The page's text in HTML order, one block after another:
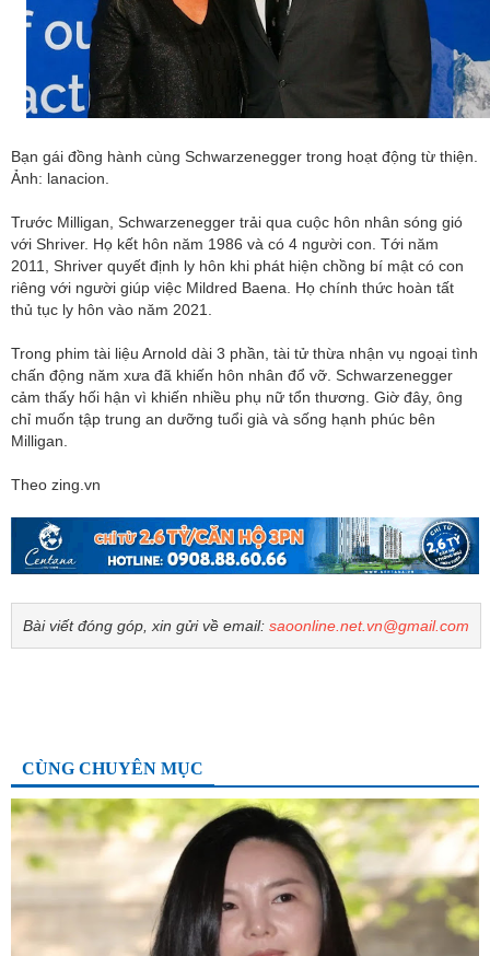
Bạn gái đồng hành cùng Schwarzenegger trong hoạt động từ thiện.
Ảnh: lanacion.
Trước Milligan, Schwarzenegger trải qua cuộc hôn nhân sóng gió
với Shriver. Họ kết hôn năm 1986 và có 4 người con. Tới năm
2011, Shriver quyết định ly hôn khi phát hiện chồng bí mật có con
riêng với người giúp việc Mildred Baena. Họ chính thức hoàn tất
thủ tục ly hôn vào năm 2021.
Trong phim tài liệu Arnold dài 3 phần, tài tử thừa nhận vụ ngoại tình
chấn động năm xưa đã khiến hôn nhân đổ vỡ. Schwarzenegger
cảm thấy hối hận vì khiến nhiều phụ nữ tổn thương. Giờ đây, ông
chỉ muốn tập trung an dưỡng tuổi già và sống hạnh phúc bên
Milligan.
Theo zing.vn
Bài viết đóng góp, xin gửi về email: saoonline.net.vn@gmail.com
CÙNG CHUYÊN MỤC